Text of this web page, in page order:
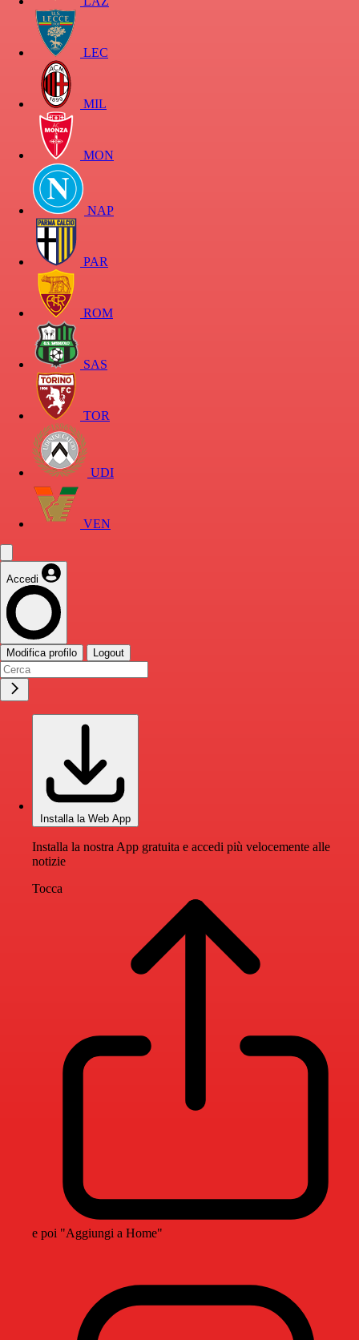
LEC
MIL
MON
NAP
PAR
ROM
SAS
TOR
UDI
VEN
Accedi
Modifica profilo Logout
Installa la Web App
Installa la nostra App gratuita e accedi più velocemente alle
notizie
Tocca
e poi "Aggiungi a Home"